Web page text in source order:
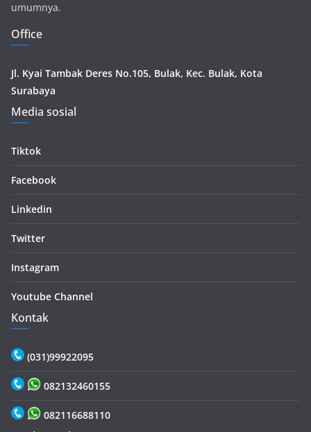
umumnya.
Office
Jl. Kyai Tambak Deres No.105, Bulak, Kec. Bulak, Kota
Surabaya
Media sosial
Tiktok
Facebook
Linkedin
Twitter
Instagram
Youtube Channel
Kontak
(031)99922095
082132460155
082116688110